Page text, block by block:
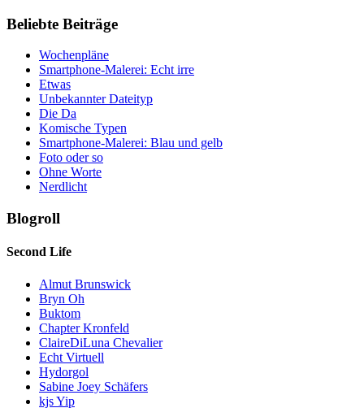
Beliebte Beiträge
Wochenpläne
Smartphone-Malerei: Echt irre
Etwas
Unbekannter Dateityp
Die Da
Komische Typen
Smartphone-Malerei: Blau und gelb
Foto oder so
Ohne Worte
Nerdlicht
Blogroll
Second Life
Almut Brunswick
Bryn Oh
Buktom
Chapter Kronfeld
ClaireDiLuna Chevalier
Echt Virtuell
Hydorgol
Sabine Joey Schäfers
kjs Yip